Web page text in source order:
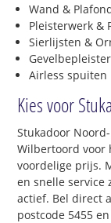
Wand &
Pleisterwerk &
Sierlijsten &
Airless spuiten
Kies voor
Stukadoor
Wilbertoord voor
voordelige prijs.
en snelle service
actief. Bel direct
postcode 5455